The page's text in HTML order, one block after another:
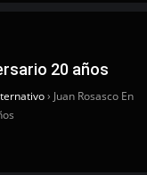
20 años
› Juan Rosasco En